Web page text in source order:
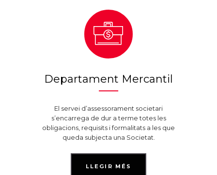
Departament Mercantil
El servei d’assessorament societari
s’encarrega de dur a terme totes les
obligacions, requisits i formalitats a les que
queda subjecta una Societat.
LLEGIR MÉS